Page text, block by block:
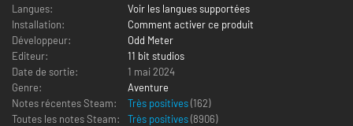
Langues:
Voir les langues supportées
Installation:
Comment activer ce produit
Développeur:
Odd Meter
Editeur:
11 bit studios
Date de sortie:
1 mai 2024
Genre:
Aventure
Notes récentes Steam:
Très positives(162)
Toutes les notes Steam:
Très positives(8906)